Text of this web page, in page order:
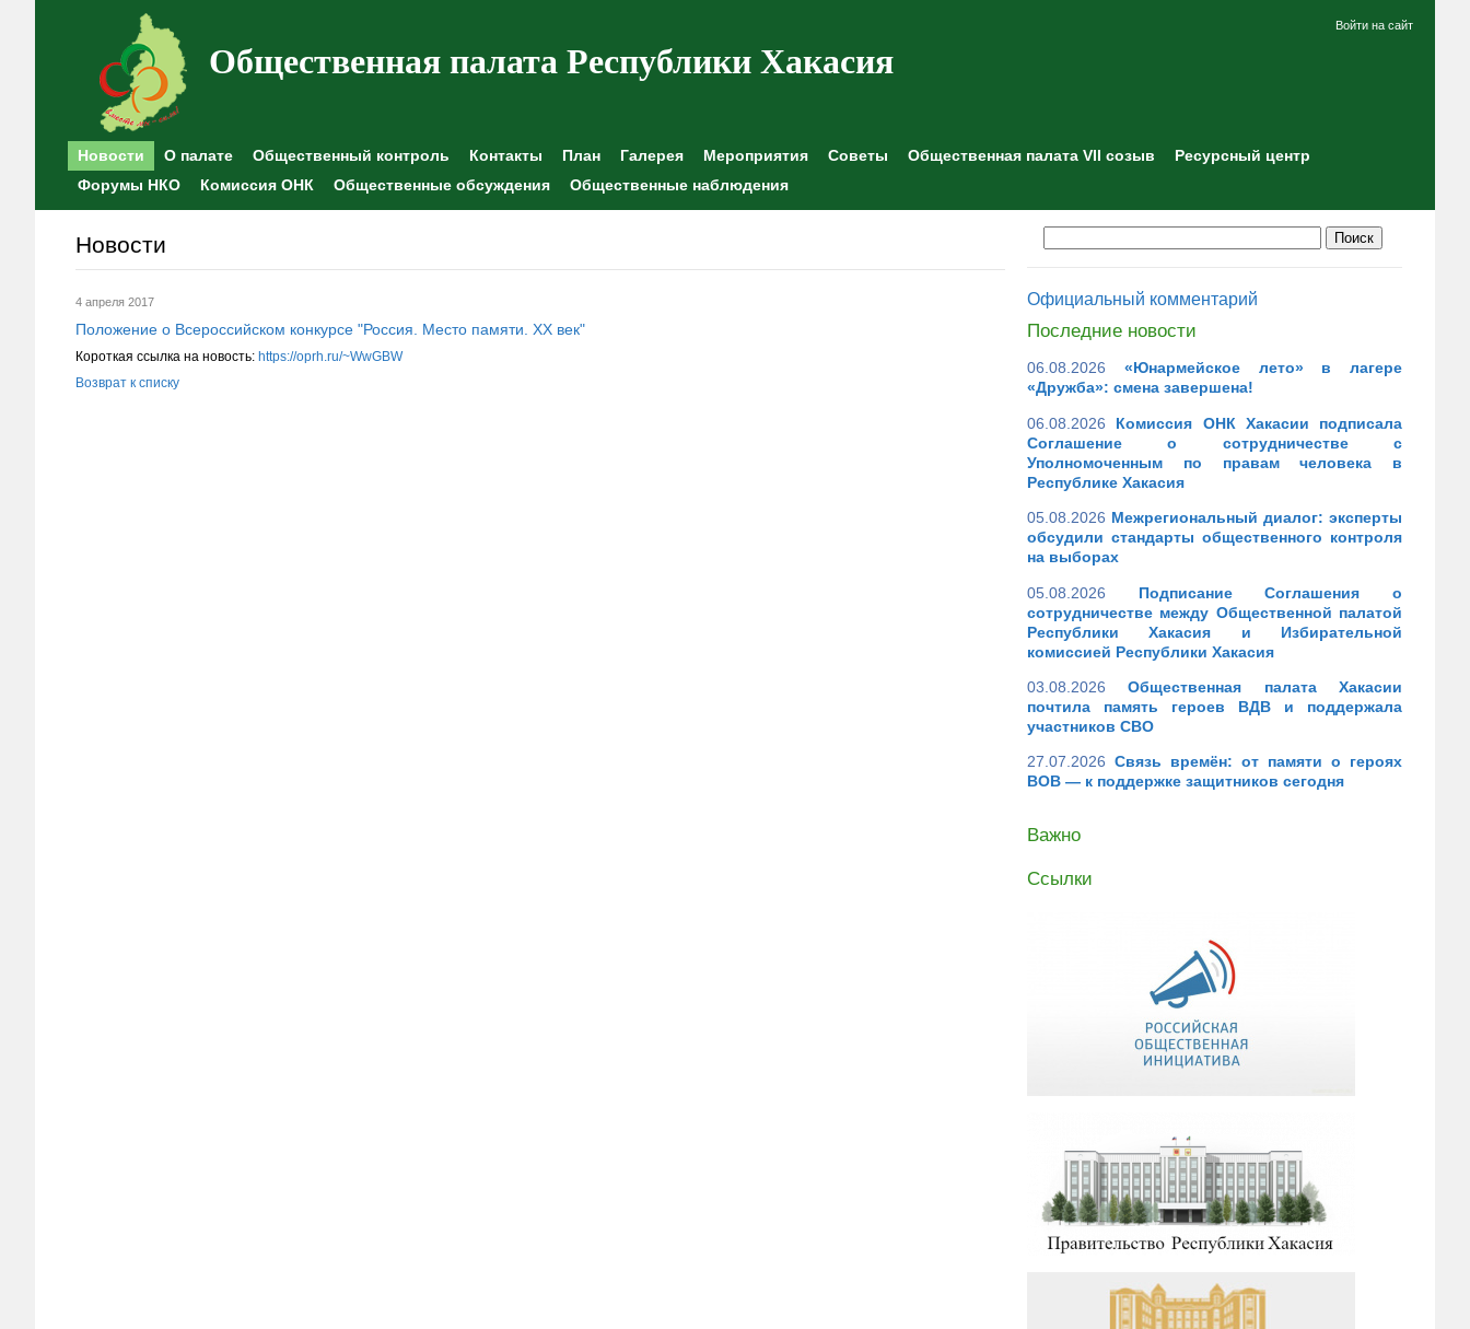
Общественная палата Республики Хакасия
Войти на сайт
Новости О палате Общественный контроль Контакты План Галерея Мероприятия Советы Общественная палата VII созыв
Ресурсный центр
Форумы НКО
Комиссия ОНК Общественные обсуждения Общественные наблюдения
Новости
4 апреля 2017
Положение о Всероссийском конкурсе "Россия. Место памяти. ХХ век"
Короткая ссылка на новость: https://oprh.ru/~WwGBW
Возврат к списку
Официальный комментарий
Последние новости
06.08.2026
«Юнармейское лето» в лагере
«Дружба»: смена завершена!
06.08.2026
Комиссия ОНК Хакасии подписала
Соглашение о сотрудничестве с
Уполномоченным по правам человека в
Республике Хакасия
05.08.2026 Межрегиональный диалог: эксперты
обсудили стандарты общественного контроля
на выборах
05.08.2026
Подписание Соглашения о
сотрудничестве между Общественной палатой
Республики Хакасия и Избирательной
комиссией Республики Хакасия
03.08.2026
Общественная палата Хакасии
почтила память героев ВДВ и поддержала
участников СВО
27.07.2026 Связь времён: от памяти о героях
ВОВ — к поддержке защитников сегодня
Важно
Ссылки